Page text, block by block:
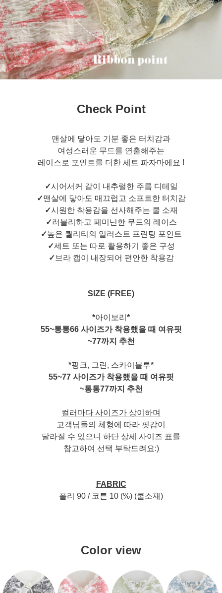
Check Point
맨살에 닿아도 기분 좋은 터치감과
여성스러운 무드를 연출해주는
레이스로 포인트를 더한 세트 파자마에요 !
✓시어서커 같이 내추럴한 주름 디테일
✓맨살에 닿아도 매끄럽고 소프트한 터치감
✓시원한 착용감을 선사해주는 쿨 소재
✓러블리하고 페미닌한 무드의 레이스
✓높은 퀄리티의 일러스트 프린팅 포인트
✓세트 또는 따로 활용하기 좋은 구성
✓ 브라 캡이 내장되어 편안한 착용감
SIZE (FREE)
*아이보리 *
55~통통66 사이즈가 착용했을 때 여유핏
~77까지 추천
*핑크, 그린, 스카이블루*
55~77 사이즈가 착용했을 때 여유핏
~통통77까지 추천
컬러마다 사이즈가 상이하며
고객님들의 체형에 따라 핏감이
달라질 수 있으니 하단 상세 사이즈 표를
참고하여 선택 부탁드려요:)
FABRIC
폴리 90 / 코튼 10 (%) (쿨소재)
Color view